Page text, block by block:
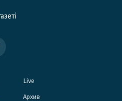
Live
Архив